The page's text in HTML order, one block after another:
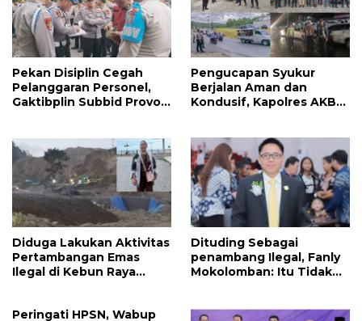
Pekan Disiplin Cegah
Pelanggaran Personel,
Gaktibplin Subbid Provos
Pengucapan Syukur
Berjalan Aman dan
Kondusif, Kapolres AKBP
Mitra
Diduga Lakukan Aktivitas
Pertambangan Emas
Ilegal di Kebun Raya
Sondakh
Dituding Sebagai
penambang Ilegal, Fanly
Mokolomban: Itu Tidak
Peringati HPSN, Wabup